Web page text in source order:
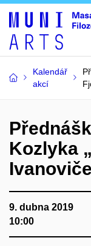
Kalendář
akcí
Kozlyka
9. dubna 2019
10:00